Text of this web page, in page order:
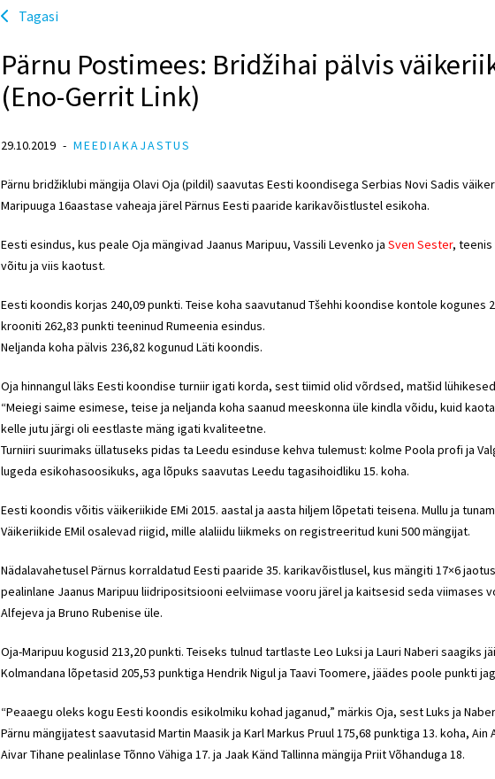
Tagasi
Pärnu Postimees: Bridžihai pälvis
(Eno-Gerrit Link)
29.10.2019 MEEDIAKAJASTUS
Pärnu bridžiklubi mängija Olavi Oja (pildil) saavutas Eesti koondisega Serbias Novi Sadis
Maripuuga 16aastase vaheaja järel Pärnus Eesti paaride karikavõistlustel esikoha.
Eesti esindus, kus peale Oja mängivad Jaanus Maripuu, Vassili Levenko ja Sven Sester, teenis
võitu ja viis kaotust.
Eesti koondis korjas 240,09 punkti. Teise koha saavutanud Tšehhi koondise kontole kogunes
krooniti 262,83 punkti teeninud Rumeenia esindus.
Neljanda koha pälvis 236,82 kogunud Läti koondis.
Oja hinnangul läks Eesti koondise turniir igati korda, sest tiimid olid võrdsed, matšid
“Meiegi saime esimese, teise ja neljanda koha saanud meeskonna üle kindla võidu, kuid
kelle jutu järgi oli eestlaste mäng igati kvaliteetne.
Turniiri suurimaks üllatuseks pidas ta Leedu esinduse kehva tulemust: kolme Poola profi ja
lugeda esikohasoosikuks, aga lõpuks saavutas Leedu tagasihoidliku 15. koha.
Eesti koondis võitis väikeriikide EMi 2015. aastal ja aasta hiljem lõpetati teisena. Mullu ja
Väikeriikide EMil osalevad riigid, mille alaliidu liikmeks on registreeritud kuni 500 mängijat.
Nädalavahetusel Pärnus korraldatud Eesti paaride 35. karikavõistlusel, kus mängiti 17×6
pealinlane Jaanus Maripuu liidripositsiooni eelviimase vooru järel ja kaitsesid seda viimases
Alfejeva ja Bruno Rubenise üle.
Oja-Maripuu kogusid 213,20 punkti. Teiseks tulnud tartlaste Leo Luksi ja Lauri Naberi saagiks
Kolmandana lõpetasid 205,53 punktiga Hendrik Nigul ja Taavi Toomere, jäädes poole punkti
“Peaaegu oleks kogu Eesti koondis esikolmiku kohad jaganud,” märkis Oja, sest Luks ja
Pärnu mängijatest saavutasid Martin Maasik ja Karl Markus Pruul 175,68 punktiga 13. koha,
Aivar Tihane pealinlase Tõnno Vähiga 17. ja Jaak Känd Tallinna mängija Priit Võhanduga 18.